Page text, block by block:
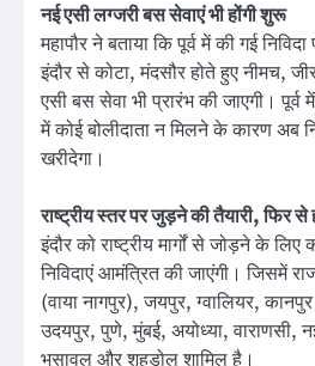
नई एसी लग्जरी बस सेवाएं भी होंगी शुरू
महापौर ने बताया कि पूर्व में की गई
इंदौर से कोटा, मंदसौर होते हुए नीमच,
एसी बस सेवा भी प्रारंभ की जाएगी। पूर्व
में कोई बोलीदाता न मिलने के कारण
खरीदेगा।
राष्ट्रीय स्तर पर जुड़ने की तैयारी, फिर से
इंदौर को राष्ट्रीय मार्गों से जोड़ने के
निविदाएं आमंत्रित की जाएंगी। जिसमें
(वाया नागपुर), जयपुर, ग्वालियर,
उदयपुर, पुणे, मुंबई, अयोध्या, वाराणसी,
भुसावल और शहडोल शामिल है।